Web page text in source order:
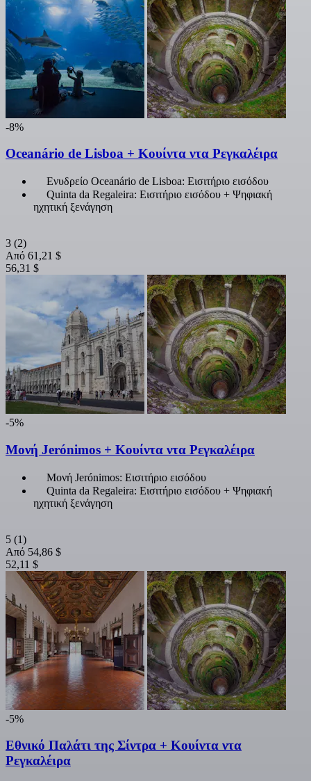
-8%
Oceanário de Lisboa + Κουίντα ντα Ρεγκαλέιρα
Ενυδρείο Oceanário de Lisboa: Εισιτήριο εισόδου
Quinta da Regaleira: Εισιτήριο εισόδου + Ψηφιακή
ηχητική ξενάγηση
3 (2)
Από 61,21 $
56,31 $
-5%
Μονή Jerónimos + Κουίντα ντα Ρεγκαλέιρα
Μονή Jerónimos: Εισιτήριο εισόδου
Quinta da Regaleira: Εισιτήριο εισόδου + Ψηφιακή
ηχητική ξενάγηση
5 (1)
Από 54,86 $
52,11 $
-5%
Εθνικό Παλάτι της Σίντρα + Κουίντα ντα
Ρεγκαλέιρα